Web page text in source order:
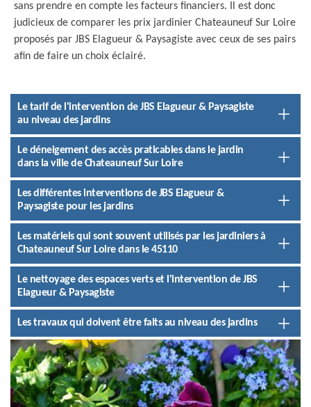
sans prendre en compte les facteurs financiers. Il est donc
judicieux de comparer les prix jardinier Chateauneuf Sur Loire
proposés par JBS Elagueur & Paysagiste avec ceux de ses pairs
afin de faire un choix éclairé.
Le tarif de l'intervention de JBS Elagueur & Paysagiste
au niveau des jardins
Le déneigement des accès praticables dans le jardin
dans la ville de Chateauneuf Sur Loire
Les différentes interventions de JBS Elagueur &
Paysagiste pour les jardins
Les matériels qui sont souvent utilisés par les jardiniers à
Chateauneuf Sur Loire dans le 45110
Le nettoyage des espaces verts et l'intervention de JBS
Elagueur & Paysagiste
Les travaux qui doivent être faits au niveau des jardins